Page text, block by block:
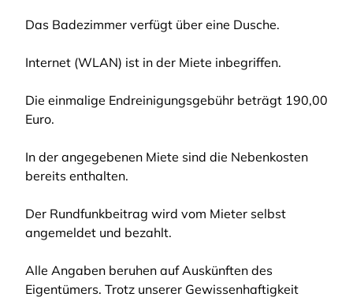
Das Badezimmer verfügt über eine Dusche.
Internet (WLAN) ist in der Miete inbegriffen.
Die einmalige Endreinigungsgebühr beträgt 190,00
Euro.
In der angegebenen Miete sind die Nebenkosten
bereits enthalten.
Der Rundfunkbeitrag wird vom Mieter selbst
angemeldet und bezahlt.
Alle Angaben beruhen auf Auskünften des
Eigentümers. Trotz unserer Gewissenhaftigkeit